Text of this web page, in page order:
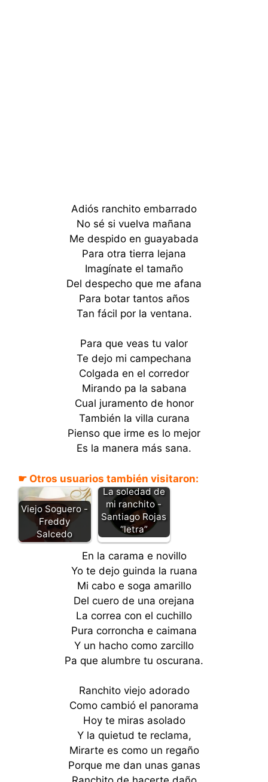
Adiós ranchito embarrado
No sé si vuelva mañana
Me despido en guayabada
Para otra tierra lejana
Imagínate el tamaño
Del despecho que me afana
Para botar tantos años
Tan fácil por la ventana.
Para que veas tu valor
Te dejo mi campechana
Colgada en el corredor
Mirando pa la sabana
Cual juramento de honor
También la villa curana
Pienso que irme es lo mejor
Es la manera más sana.
☛ Otros usuarios también visitaron:
Viejo Soguero -
Freddy
Salcedo
La soledad de
mi ranchito -
Santiago Rojas
“letra”
En la carama e novillo
Yo te dejo guinda la ruana
Mi cabo e soga amarillo
Del cuero de una orejana
La correa con el cuchillo
Pura corroncha e caimana
Y un hacho como zarcillo
Pa que alumbre tu oscurana.
Ranchito viejo adorado
Como cambió el panorama
Hoy te miras asolado
Y la quietud te reclama,
Mirarte es como un regaño
Porque me dan unas ganas